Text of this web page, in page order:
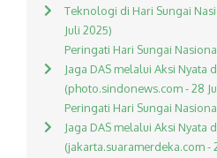
Teknologi di Hari Sungai
Juli 2025)
Peringati Hari Sungai
Jaga DAS melalui Aksi Nyata
(photo.sindonews.com - 28
Peringati Hari Sungai
Jaga DAS melalui Aksi Nyata
(jakarta.suaramerdeka.com -